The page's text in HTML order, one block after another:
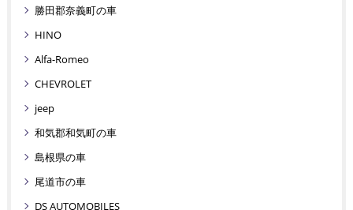
勝田郡奈義町の車
HINO
Alfa-Romeo
CHEVROLET
jeep
和気郡和気町の車
島根県の車
尾道市の車
DS AUTOMOBILES